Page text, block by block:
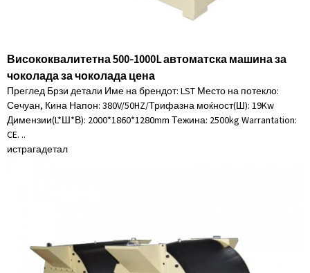
Висококвалитетна 500-1000L автоматска машина за
чоколада за чоколада цена
Преглед Брзи детали Име на брендот: LST Место на потекло:
Сечуан, Кина Напон: 380V/50HZ/Трифазна моќност(Ш): 19Kw
Димензии(L*Ш*В): 2000*1860*1280mm Тежина: 2500kg Warrantation:
CE. ..
истрагадетал